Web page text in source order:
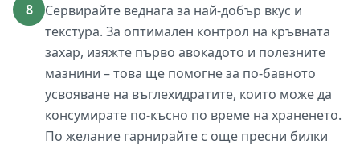
8
Сервирайте веднага за най-добър вкус и
текстура. За оптимален контрол на кръвната
захар, изяжте първо авокадото и полезните
мазнини – това ще помогне за по-бавното
усвояване на въглехидратите, които може да
консумирате по-късно по време на храненето.
По желание гарнирайте с още пресни билки